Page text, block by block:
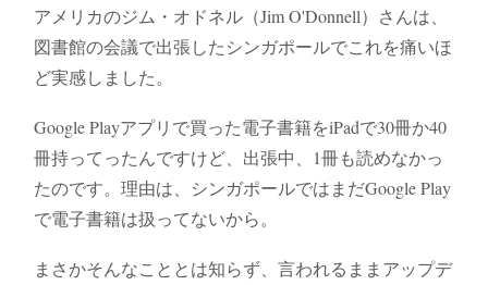
アメリカのジム・オドネル（Jim O'Donnell）さんは、
図書館の会議で出張したシンガポールでこれを痛いほ
ど実感しました。
Google Playアプリで買った電子書籍をiPadで30冊か40
冊持ってったんですけど、出張中、1冊も読めなかっ
たのです。理由は、シンガポールではまだGoogle Play
で電子書籍は扱ってないから。
まさかそんなこととは知らず、言われるままアップデ